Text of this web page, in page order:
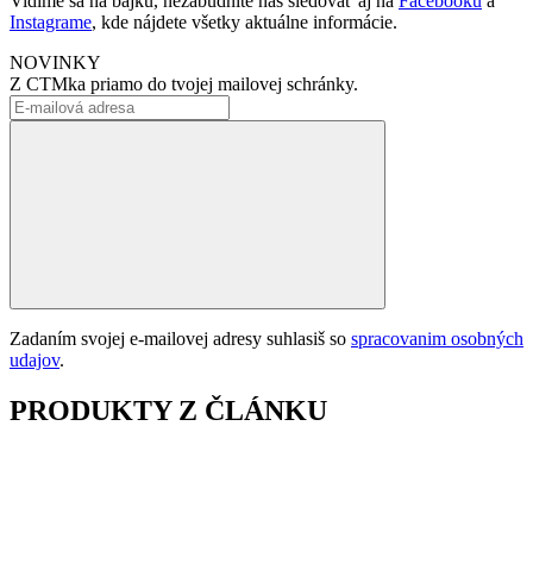
Instagrame, kde nájdete všetky aktuálne informácie.
NOVINKY
Z CTMka priamo do tvojej mailovej schránky.
Zadaním svojej e-mailovej adresy suhlasiš so spracovanim osobných
udajov.
PRODUKTY Z ČLÁNKU